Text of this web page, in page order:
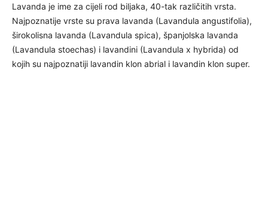
Lavanda je ime za cijeli rod biljaka, 40-tak različitih vrsta.
Najpoznatije vrste su prava lavanda (Lavandula angustifolia),
širokolisna lavanda (Lavandula spica), španjolska lavanda
(Lavandula stoechas) i lavandini (Lavandula x hybrida) od
kojih su najpoznatiji lavandin klon abrial i lavandin klon super.